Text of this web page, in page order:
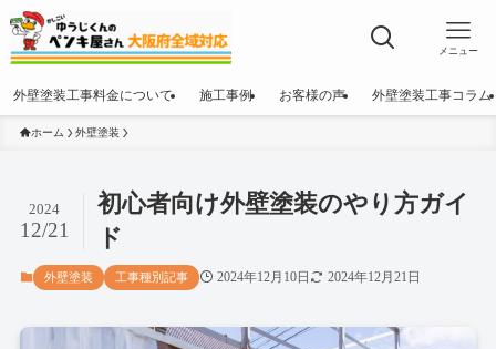
メニュー
外壁塗装工事料金について 施工事例 お客様の声 外壁塗装工事コラム
ホーム 外壁塗装
初心者向け外壁塗装のやり方ガイ
ド
2024
12/21
外壁塗装 工事種別記事 2024年12月10日 2024年12月21日